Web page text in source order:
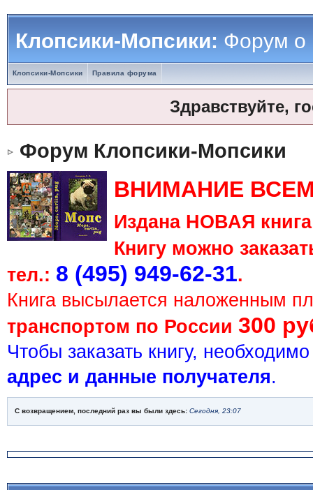
Клопсики-Мопсики:Форум о
Клопсики-Мопсики Правила форума
Здравствуйте,
Форум Клопсики-Мопсики
ВНИМАНИЕ
Издана НОВАЯ
Книгу можно
тел.: 8 (495) 949-62-31.
Книга высылается наложенным
транспортом по России 300
Чтобы заказать книгу,
адрес и данные получателя.
С возвращением, последний раз вы были здесь: Сегодня, 23:07